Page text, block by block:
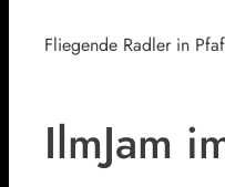
Fliegende Radler in
IlmJam